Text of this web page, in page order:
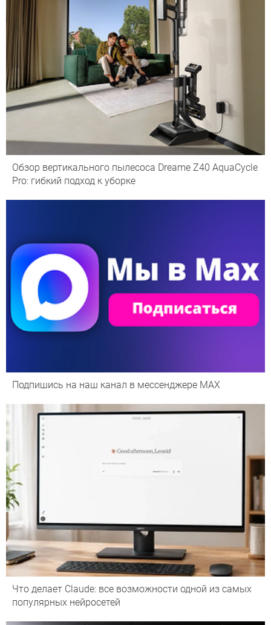
Обзор вертикального пылесоса Dreame Z40 AquaCycle
Pro: гибкий подход к уборке
Подпишись на наш канал в мессенджере МАХ
Что делает Сlaude: все возможности одной из самых
популярных нейросетей